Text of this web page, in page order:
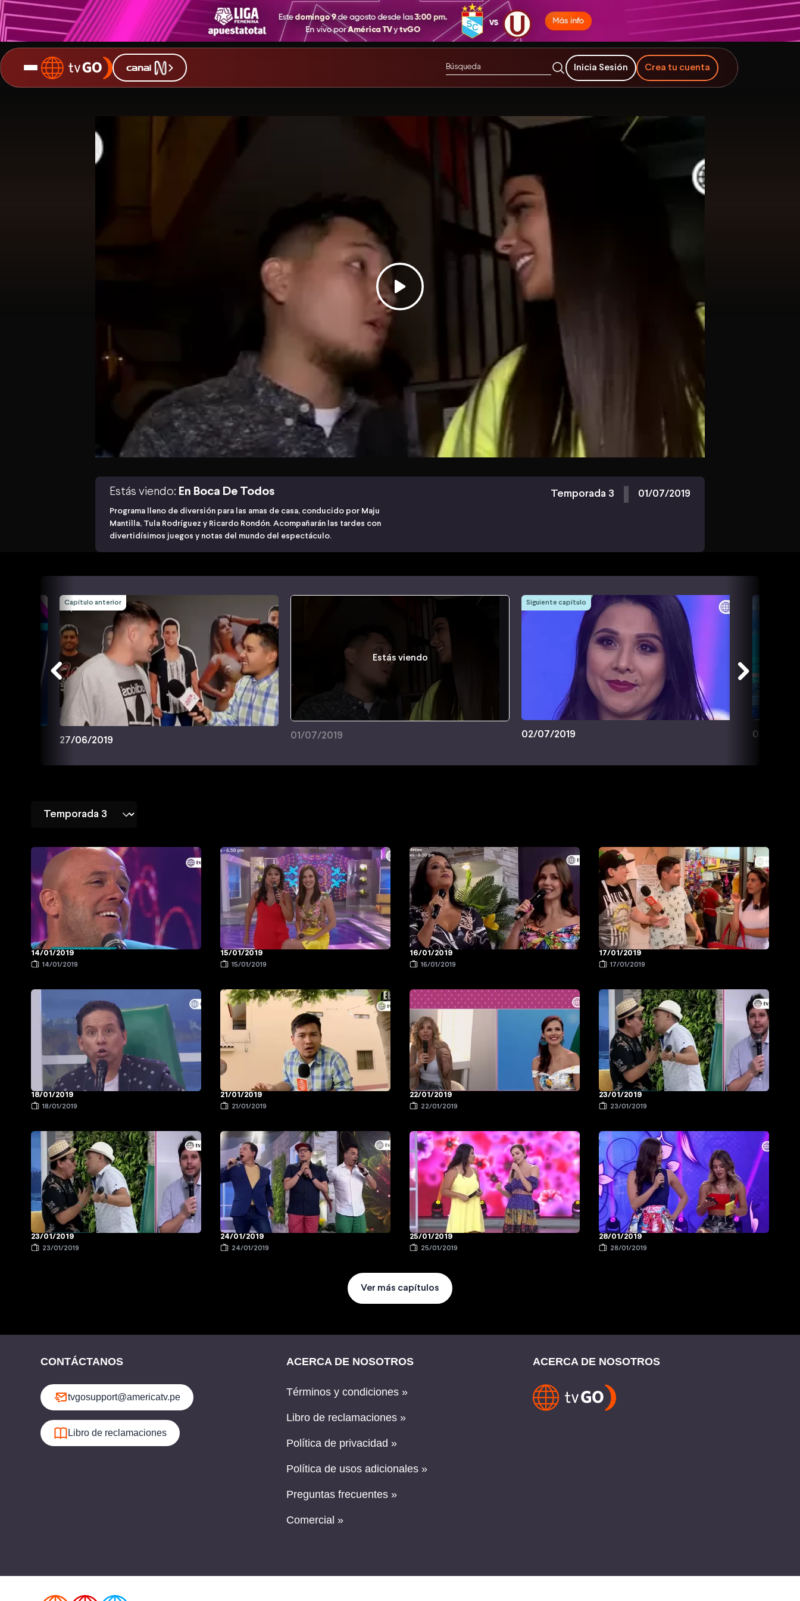
Inicia Sesión Crea tu cuenta
Estás viendo: En Boca De Todos
Programa lleno de diversión para las amas de casa, conducido por Maju
Mantilla, Tula Rodríguez y Ricardo Rondón. Acompañarán las tardes con
divertidísimos juegos y notas del mundo del espectáculo.
Temporada 3 01/07/2019
Capítulo anterior
27/06/2019
Estás viendo
01/07/2019
Siguiente capítulo
02/07/2019 03/07/
14/01/2019
14/01/2019
15/01/2019
15/01/2019
16/01/2019
16/01/2019
17/01/2019
17/01/2019
18/01/2019
18/01/2019
21/01/2019
21/01/2019
22/01/2019
22/01/2019
23/01/2019
23/01/2019
23/01/2019
23/01/2019
24/01/2019
24/01/2019
25/01/2019
25/01/2019
28/01/2019
28/01/2019
Ver más capítulos
CONTÁCTANOS
tvgosupport@americatv.pe
Libro de reclamaciones
ACERCA DE NOSOTROS
Términos y condiciones »
Libro de reclamaciones »
Política de privacidad »
Política de usos adicionales »
Preguntas frecuentes »
Comercial »
ACERCA DE NOSOTROS